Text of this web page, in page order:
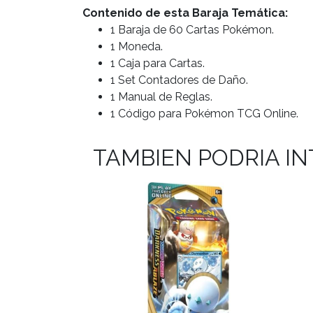
Contenido de esta Baraja Temática:
1 Baraja de 60 Cartas Pokémon.
1 Moneda.
1 Caja para Cartas.
1 Set Contadores de Daño.
1 Manual de Reglas.
1 Código para Pokémon TCG Online.
TAMBIEN PODRIA